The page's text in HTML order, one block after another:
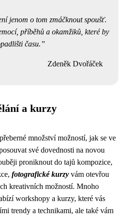
jenom o tom zmáčknout spoušť.
příběhů a okamžiků, které by
času.
Zdeněk Dvořáček
a kurzy
množství možností, jak se ve
své dovednosti na novou
proniknout do tajů kompozice,
fotografické kurzy vám otevřou
kreativních možností. Mnoho
workshopy a kurzy, které vás
trendy a technikami, ale také vám